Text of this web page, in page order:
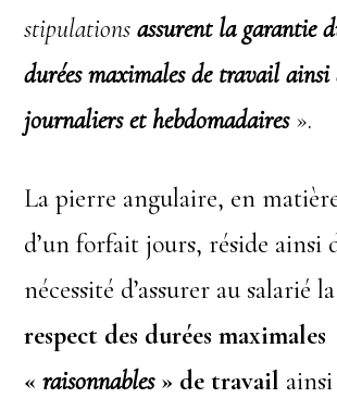
stipulationsassurent la garantie
durées maximales de travail ainsi
journaliers et hebdomadaires».
La pierre angulaire, en
d’un forfait jours, réside ainsi
nécessité d’assurer au salarié la
respect des durées maximales
«raisonnables» de travail